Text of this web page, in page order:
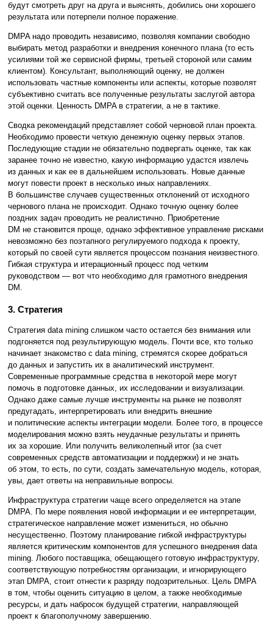
будут смотреть друг на друга и выяснять, добились они хорошего
результата или потерпели полное поражение.
DMPA надо проводить независимо, позволяя компании свободно
выбирать метод разработки и внедрения конечного плана (то есть
усилиями той же сервисной фирмы, третьей стороной или самим
клиентом). Консультант, выполняющий оценку, не должен
использовать частные компоненты или аспекты, которые позволят
субъективно считать все полученные результаты заслугой автора
этой оценки. Ценность DMPA в стратегии, а не в тактике.
Сводка рекомендаций представляет собой черновой план проекта.
Необходимо провести четкую денежную оценку первых этапов.
Последующие стадии не обязательно подвергать оценке, так как
заранее точно не известно, какую информацию удастся извлечь
из данных и как ее в дальнейшем использовать. Новые данные
могут повести проект в несколько иных направлениях.
В большинстве случаев существенных отклонений от исходного
чернового плана не происходит. Однако точную оценку более
поздних задач проводить не реалистично. Приобретение
DM не становится проще, однако эффективное управление рисками
невозможно без поэтапного регулируемого подхода к проекту,
который по своей сути является процессом познания неизвестного.
Гибкая структура и итерационный процесс под четким
руководством — вот что необходимо для грамотного внедрения
DM.
3. Стратегия
Стратегия data mining слишком часто остается без внимания или
подгоняется под результирующую модель. Почти все, кто только
начинает знакомство с data mining, стремятся скорее добраться
до данных и запустить их в аналитический инструмент.
Современные программные средства в некоторой мере могут
помочь в подготовке данных, их исследовании и визуализации.
Однако даже самые лучше инструменты на рынке не позволят
предугадать, интерпретировать или внедрить внешние
и политические аспекты интеграции модели. Более того, в процессе
моделирования можно взять неудачные результаты и принять
их за хорошие. Или получить великолепный итог (за счет
современных средств автоматизации и поддержки) и не знать
об этом, то есть, по сути, создать замечательную модель, которая,
увы, дает ответы на неправильные вопросы.
Инфраструктура стратегии чаще всего определяется на этапе
DMPA. По мере появления новой информации и ее интерпретации,
стратегическое направление может измениться, но обычно
несущественно. Поэтому планирование гибкой инфраструктуры
является критическим компонентов для успешного внедрения data
mining. Любого поставщика, обещающего готовую инфраструктуру,
соответствующую потребностям организации, и игнорирующего
этап DMPA, стоит отнести к разряду подозрительных. Цель DMPA
в том, чтобы оценить ситуацию в целом, а также необходимые
ресурсы, и дать набросок будущей стратегии, направляющей
проект к благополучному завершению.